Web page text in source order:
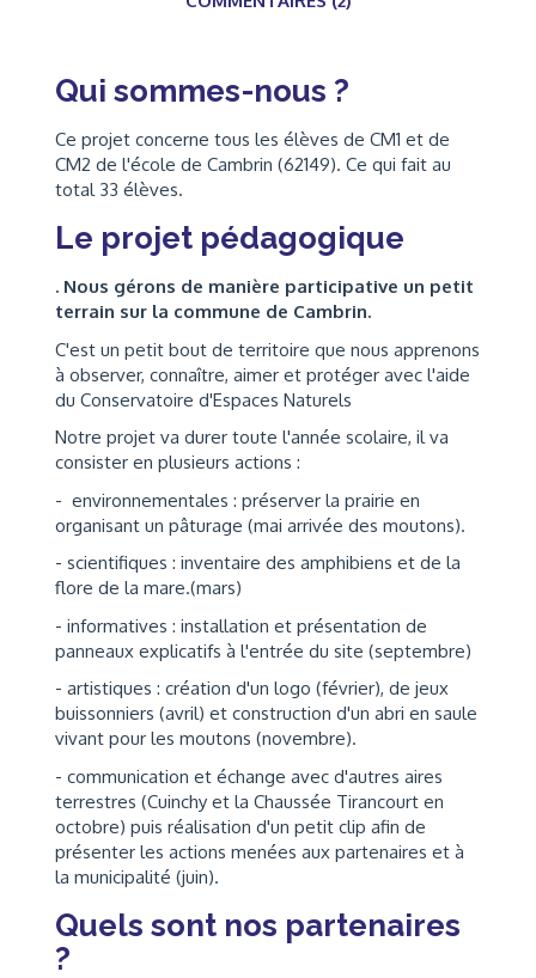
Qui sommes-nous ?
Ce projet concerne tous les élèves de CM1 et de
CM2 de l'école de Cambrin (62149). Ce qui fait au
total 33 élèves.
Le projet pédagogique
. Nous gérons de manière participative un petit
terrain sur la commune de Cambrin.
C'est un petit bout de territoire que nous apprenons
à observer, connaître, aimer et protéger avec l'aide
du Conservatoire d'Espaces Naturels
Notre projet va durer toute l'année scolaire, il va
consister en plusieurs actions :
- environnementales : préserver la prairie en
organisant un pâturage (mai arrivée des moutons).
- scientifiques : inventaire des amphibiens et de la
flore de la mare.(mars)
- informatives : installation et présentation de
panneaux explicatifs à l'entrée du site (septembre)
- artistiques : création d'un logo (février), de jeux
buissonniers (avril) et construction d'un abri en saule
vivant pour les moutons (novembre).
- communication et échange avec d'autres aires
terrestres (Cuinchy et la Chaussée Tirancourt en
octobre) puis réalisation d'un petit clip afin de
présenter les actions menées aux partenaires et à
la municipalité (juin).
Quels sont nos partenaires
?